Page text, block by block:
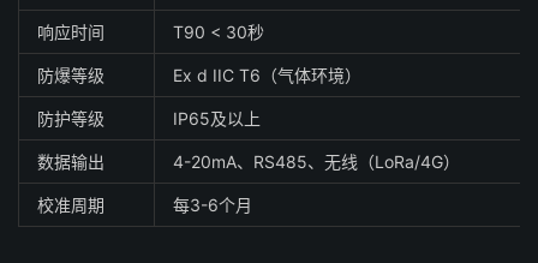
响应时间 T90 < 30秒
防爆等级 Ex d IIC T6（气体环境）
防护等级 IP65及以上
数据输出 4-20mA、RS485、无线（LoRa/4G）
校准周期 每3-6个月